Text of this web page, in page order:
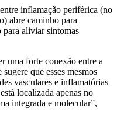
inflamação periférica (no
abre caminho para
para aliviar sintomas
uma forte conexão entre a
que esses mesmos
vasculares e inflamatórias
localizada apenas no
integrada e molecular”,